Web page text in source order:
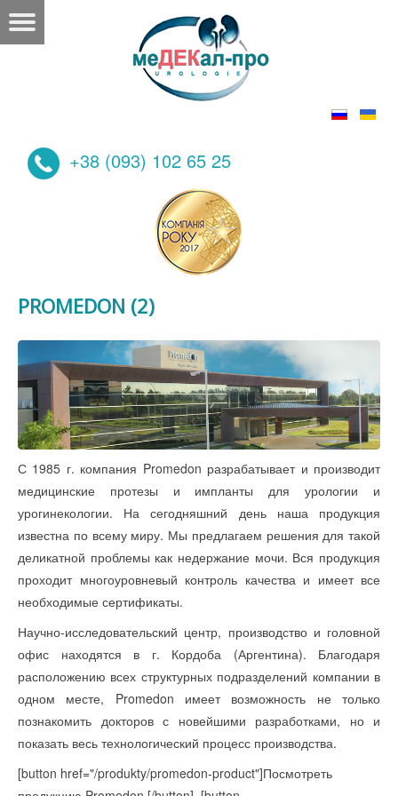
+38 (093) 102 65 25
PROMEDON (2)
С 1985 г. компания Promedon разрабатывает и производит
медицинские протезы и импланты для урологии и
урогинекологии. На сегодняшний день наша продукция
известна по всему миру. Мы предлагаем решения для такой
деликатной проблемы как недержание мочи. Вся продукция
проходит многоуровневый контроль качества и имеет все
необходимые сертификаты.
Научно-исследовательский центр, производство и головной
офис находятся в г. Кордоба (Аргентина). Благодаря
расположению всех структурных подразделений компании в
одном месте, Promedon имеет возможность не только
познакомить докторов с новейшими разработками, но и
показать весь технологический процесс производства.
[button href="/produkty/promedon-product"]Посмотреть